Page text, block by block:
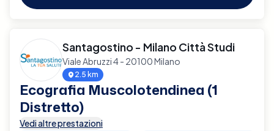
Santagostino - Milano Città Studi
Viale Abruzzi 4 - 20100 Milano
2.5 km
Ecografia Muscolotendinea (1
Distretto)
Vedi altre prestazioni